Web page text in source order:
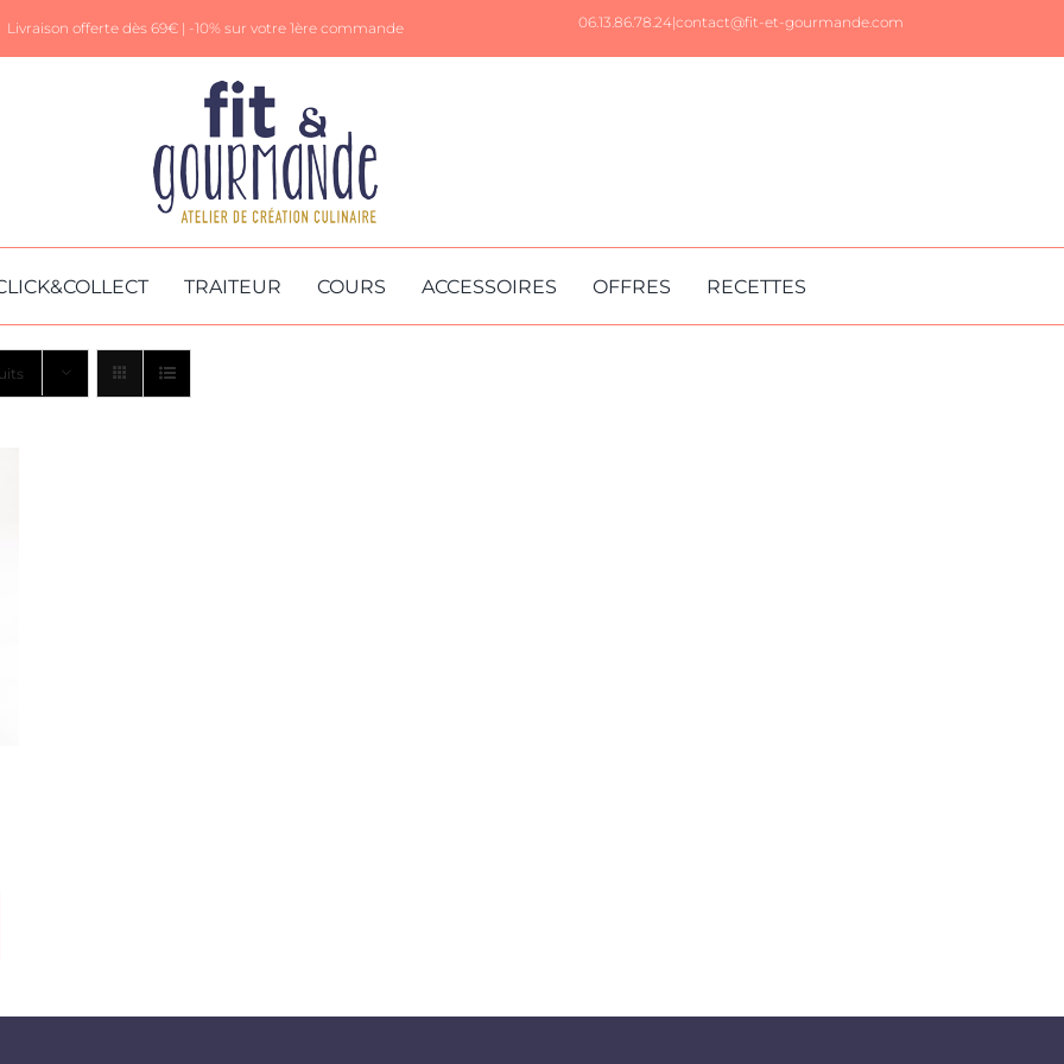
Livraison offerte dès 69€ | -10% sur votre 1ère commande 06.13.86.78.24|contact@fit-et-gourmande.com
TRAITEUR COURS ACCESSOIRES OFFRES RECETTES